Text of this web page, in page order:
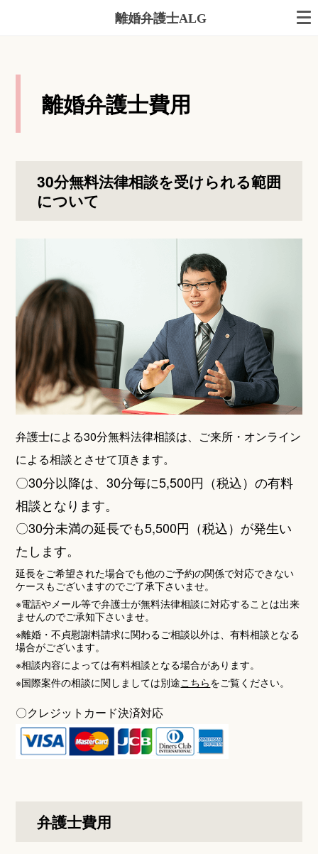
離婚弁護士ALG
離婚弁護士費用
30分無料法律相談を受けられる範囲
について
弁護士による30分無料法律相談は、ご来所・オンライン
による相談とさせて頂きます。
〇30分以降は、30分毎に5,500円（税込）の有料
相談となります。
〇30分未満の延長でも5,500円（税込）が発生い
たします。
延長をご希望された場合でも他のご予約の関係で対応できない
ケースもございますのでご了承下さいませ。
※電話やメール等で弁護士が無料法律相談に対応することは出来
ませんのでご承知下さいませ。
※離婚・不貞慰謝料請求に関わるご相談以外は、有料相談となる
場合がございます。
※相談内容によっては有料相談となる場合があります。
※国際案件の相談に関しましては別途こちらをご覧ください。
〇クレジットカード決済対応
弁護士費用